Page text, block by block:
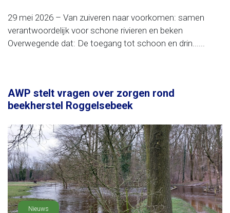
29 mei 2026 – Van zuiveren naar voorkomen: samen
verantwoordelijk voor schone rivieren en beken
Overwegende dat: De toegang tot schoon en drin......
AWP stelt vragen over zorgen rond
beekherstel Roggelsebeek
Nieuws